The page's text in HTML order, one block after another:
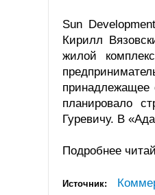
Sun
Кирилл
жилой
планировало
Гуревичу. В
Подробнее
Источник: